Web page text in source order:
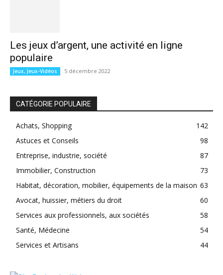
Les jeux d’argent, une activité en ligne
populaire
Jeux, Jeux-Vidéos 5 décembre 2022
CATÉGORIE POPULAIRE
Achats, Shopping
142
Astuces et Conseils
98
Entreprise, industrie, société
87
Immobilier, Construction
73
Habitat, décoration, mobilier, équipements de la maison 63
Avocat, huissier, métiers du droit
60
Services aux professionnels, aux sociétés
58
Santé, Médecine
54
Services et Artisans
44